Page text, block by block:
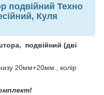
подвійний Техно
Куля
подвійний (дві
20мм+20мм., колір